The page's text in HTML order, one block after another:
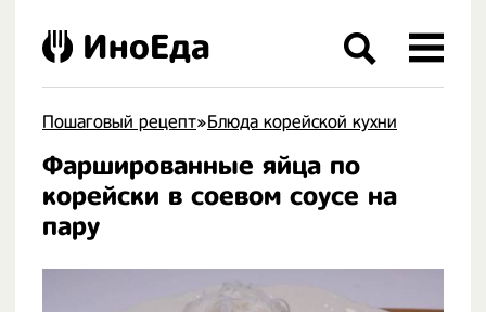
Пошаговый рецепт»Блюда корейской кухни
Фаршированные яйца по
корейски в соевом соусе на
пару
ИноЕда